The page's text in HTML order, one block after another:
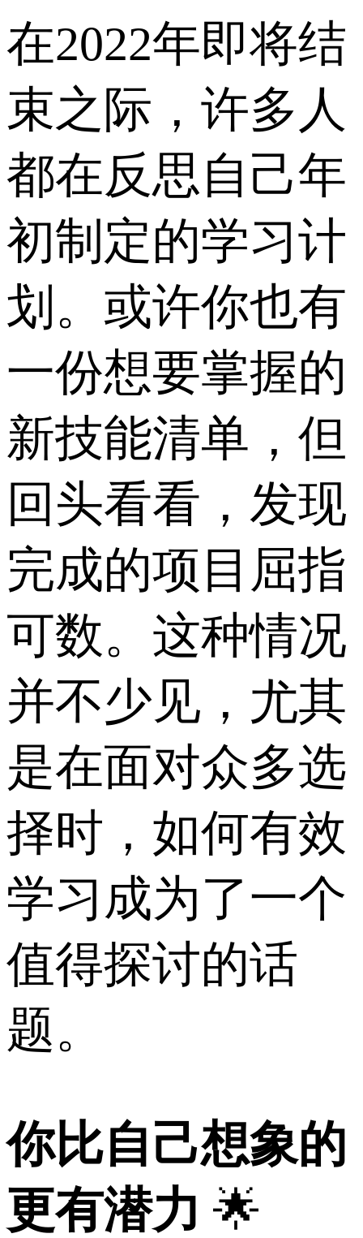
在2022年即将结
束之际，许多人
都在反思自己年
初制定的学习计
划。或许你也有
一份想要掌握的
新技能清单，但
回头看看，发现
完成的项目屈指
可数。这种情况
并不少见，尤其
是在面对众多选
择时，如何有效
学习成为了一个
值得探讨的话
题。
你比自己想象的
更有潜力 🌟